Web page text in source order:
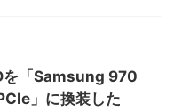
を「Samsung 970
」に換装した